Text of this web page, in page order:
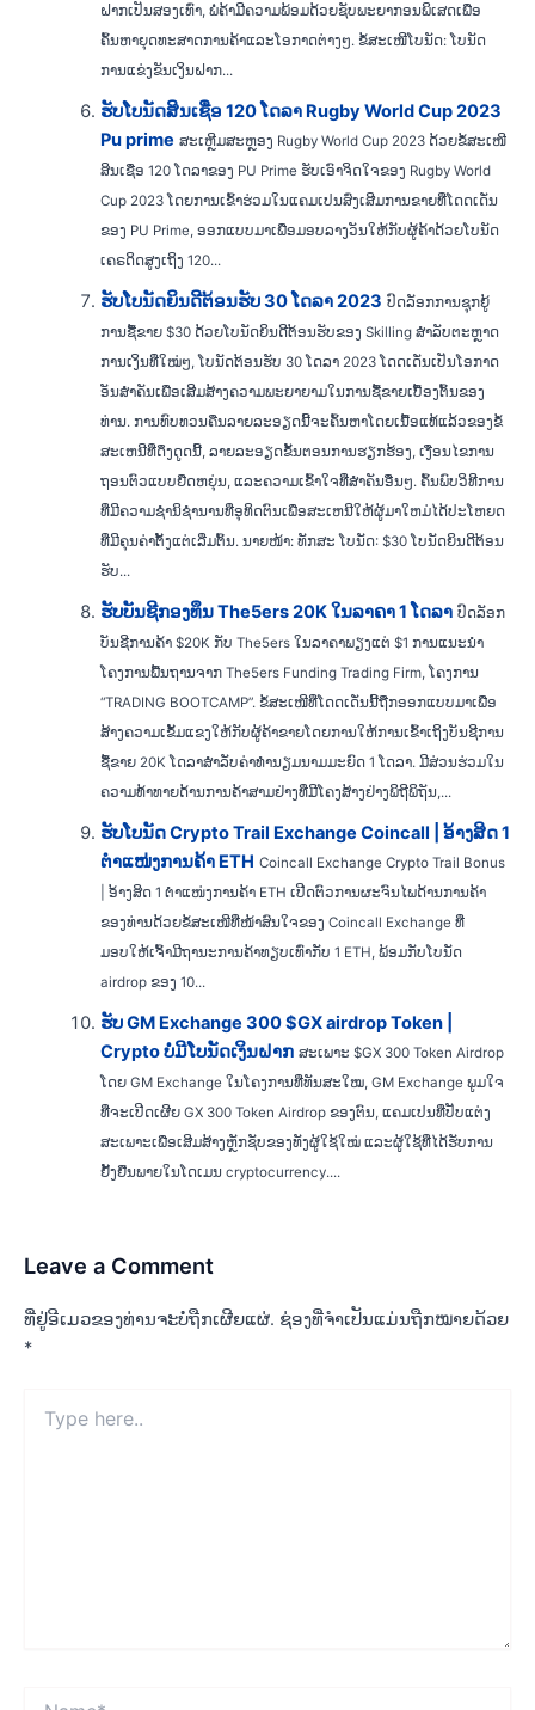
ຝາກເປັນສອງເທົ່າ, ພໍ່ຄ້າມີຄວາມພ້ອມດ້ວຍຊັບພະຍາກອນພິເສດເພື່ອ
ຄົ້ນຫາຍຸດທະສາດການຄ້າແລະໂອກາດຕ່າງໆ. ຂໍ້ສະເໜີໂບນັດ: ໂບນັດ
ການແຂ່ງຂັນເງິນຝາກ...
ຮັບໂບນັດສິນເຊື່ອ 120 ໂດລາ Rugby World Cup 2023
Pu prime ສະເຫຼີມສະຫຼອງ Rugby World Cup 2023 ດ້ວຍຂໍ້ສະເໜີ
ສິນເຊື່ອ 120 ໂດລາຂອງ PU Prime ຮັບເອົາຈິດໃຈຂອງ Rugby World
Cup 2023 ໂດຍການເຂົ້າຮ່ວມໃນແຄມເປນສົ່ງເສີມການຂາຍທີ່ໂດດເດັ່ນ
ຂອງ PU Prime, ອອກແບບມາເພື່ອມອບລາງວັນໃຫ້ກັບຜູ້ຄ້າດ້ວຍໂບນັດ
ເຄຣດິດສູງເຖິງ 120...
ຮັບໂບນັດຍິນດີຕ້ອນຮັບ 30 ໂດລາ 2023 ປົດລັອກການຊຸກຍູ້
ການຊື້ຂາຍ $30 ດ້ວຍໂບນັດຍິນດີຕ້ອນຮັບຂອງ Skilling ສຳລັບຕະຫຼາດ
ການເງິນທີ່ໃໝ່ໆ, ໂບນັດຕ້ອນຮັບ 30 ໂດລາ 2023 ໂດດເດັ່ນເປັນໂອກາດ
ອັນສຳຄັນເພື່ອເສີມສ້າງຄວາມພະຍາຍາມໃນການຊື້ຂາຍເບື້ອງຕົ້ນຂອງ
ທ່ານ. ການທົບທວນຄືນລາຍລະອຽດນີ້ຈະຄົ້ນຫາໂດຍເນື້ອແທ້ແລ້ວຂອງຂໍ້
ສະເຫນີທີ່ດຶງດູດນີ້, ລາຍລະອຽດຂັ້ນຕອນການຮຽກຮ້ອງ, ເງື່ອນໄຂການ
ຖອນຕົວແບບຍືດຫຍຸ່ນ, ແລະຄວາມເຂົ້າໃຈທີ່ສໍາຄັນອື່ນໆ. ຄົ້ນພົບວິທີການ
ທີ່ມີຄວາມຊໍານິຊໍານານທີ່ອຸທິດຕົນເພື່ອສະເຫນີໃຫ້ຜູ້ມາໃຫມ່ໄດ້ປະໂຫຍດ
ທີ່ມີຄຸນຄ່າຕັ້ງແຕ່ເລີ່ມຕົ້ນ. ນາຍໜ້າ: ທັກສະ ໂບນັດ: $30 ໂບນັດຍິນດີຕ້ອນ
ຮັບ...
ຮັບບັນຊີກອງທຶນ The5ers 20K ໃນລາຄາ 1 ໂດລາ ປົດລັອກ
ບັນຊີການຄ້າ $20K ກັບ The5ers ໃນລາຄາພຽງແຕ່ $1 ການແນະນໍາ
ໂຄງການພື້ນຖານຈາກ The5ers Funding Trading Firm, ໂຄງການ
“TRADING BOOTCAMP”. ຂໍ້ສະເໜີທີ່ໂດດເດັ່ນນີ້ຖືກອອກແບບມາເພື່ອ
ສ້າງຄວາມເຂັ້ມແຂງໃຫ້ກັບຜູ້ຄ້າຂາຍໂດຍການໃຫ້ການເຂົ້າເຖິງບັນຊີການ
ຊື້ຂາຍ 20K ໂດລາສຳລັບຄ່າທຳນຽມນາມມະຍົດ 1 ໂດລາ. ມີສ່ວນຮ່ວມໃນ
ຄວາມທ້າທາຍດ້ານການຄ້າສາມຢ່າງທີ່ມີໂຄງສ້າງຢ່າງພິຖີພິຖັນ,...
ຮັບໂບນັດ Crypto Trail Exchange Coincall | ອ້າງສິດ 1
ຕຳແໜ່ງການຄ້າ ETH Coincall Exchange Crypto Trail Bonus
| ອ້າງສິດ 1 ຕຳແໜ່ງການຄ້າ ETH ເປີດຕົວການຜະຈົນໄພດ້ານການຄ້າ
ຂອງທ່ານດ້ວຍຂໍ້ສະເໜີທີ່ໜ້າສົນໃຈຂອງ Coincall Exchange ທີ່
ມອບໃຫ້ເຈົ້າມີຖານະການຄ້າທຽບເທົ່າກັບ 1 ETH, ພ້ອມກັບໂບນັດ
airdrop ຂອງ 10...
ຮັບ GM Exchange 300 $GX airdrop Token |
Crypto ບໍ່ມີໂບນັດເງິນຝາກ ສະເພາະ $GX 300 Token Airdrop
ໂດຍ GM Exchange ໃນໂຄງການທີ່ທັນສະໃໝ, GM Exchange ພູມໃຈ
ທີ່ຈະເປີດເຜີຍ GX 300 Token Airdrop ຂອງຕົນ, ແຄມເປນທີ່ປັບແຕ່ງ
ສະເພາະເພື່ອເສີມສ້າງຫຼັກຊັບຂອງທັງຜູ້ໃຊ້ໃໝ່ ແລະຜູ້ໃຊ້ທີ່ໄດ້ຮັບການ
ຢັ້ງຢືນພາຍໃນໂດເມນ cryptocurrency....
Leave a Comment
ທີ່ຢູ່ອີເມວຂອງທ່ານຈະບໍ່ຖືກເຜີຍແຜ່. ຊ່ອງທີ່ຈຳເປັນແມ່ນຖືກໝາຍດ້ວຍ
*
here..